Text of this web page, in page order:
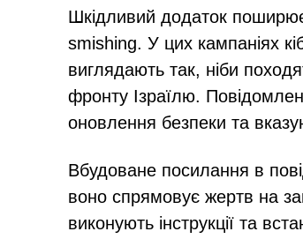
Шкідливий додаток
smishing. У цих кампаніях
виглядають так, ніби
фронту Ізраїлю.
оновлення безпеки та
Вбудоване посилання в
воно спрямовує жертв на
виконують інструкції та